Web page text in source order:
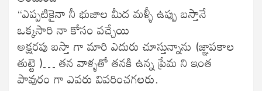
“ఎప్పటికైనా నీ భుజాల మీద మళ్ళీ ఉప్పు బస్తానే
ఒక్కసారి నా కోసం వచ్చేయి
అక్షరపు బస్తా గా మారి ఎదురు చూస్తున్నాను (జ్ఞాపకాల
తుట్టె )… తన వాళ్ళతో తనకి ఉన్న ప్రేమ ని ఇంత
పావురం గా ఎవరు వివరించగలరు.